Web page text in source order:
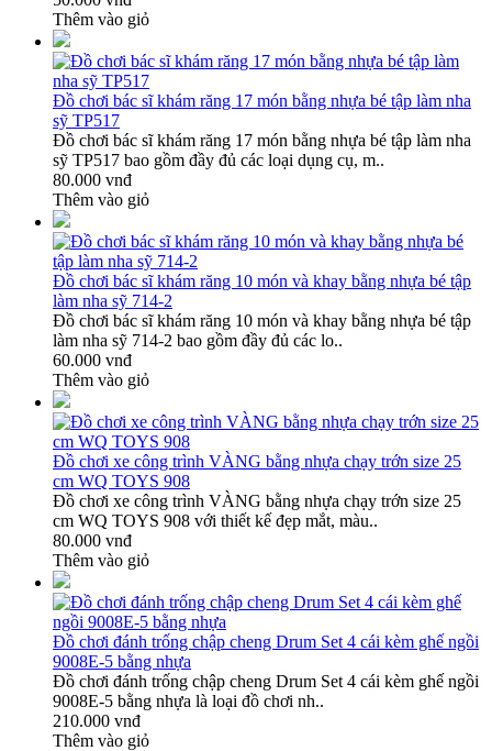
Thêm vào giỏ
Đồ chơi bác sĩ khám răng 17 món bằng nhựa bé tập làm nha
sỹ TP517
Đồ chơi bác sĩ khám răng 17 món bằng nhựa bé tập làm nha
sỹ TP517 bao gồm đầy đủ các loại dụng cụ, m..
80.000 vnđ
Thêm vào giỏ
Đồ chơi bác sĩ khám răng 10 món và khay bằng nhựa bé tập
làm nha sỹ 714-2
Đồ chơi bác sĩ khám răng 10 món và khay bằng nhựa bé tập
làm nha sỹ 714-2 bao gồm đầy đủ các lo..
60.000 vnđ
Thêm vào giỏ
Đồ chơi xe công trình VÀNG bằng nhựa chạy trớn size 25
cm WQ TOYS 908
Đồ chơi xe công trình VÀNG bằng nhựa chạy trớn size 25
cm WQ TOYS 908 với thiết kế đẹp mắt, màu..
80.000 vnđ
Thêm vào giỏ
Đồ chơi đánh trống chập cheng Drum Set 4 cái kèm ghế ngồi
9008E-5 bằng nhựa
Đồ chơi đánh trống chập cheng Drum Set 4 cái kèm ghế ngồi
9008E-5 bằng nhựa là loại đồ chơi nh..
210.000 vnđ
Thêm vào giỏ